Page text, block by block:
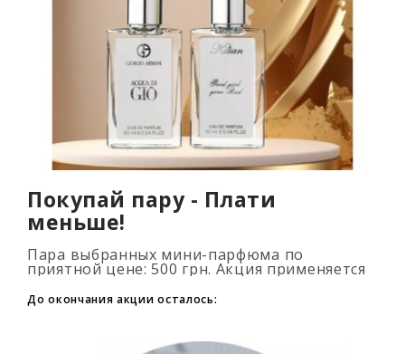
Покупай пару - Плати
меньше!
Пара выбранных мини-парфюма по
приятной цене: 500 грн. Акция применяется
флаконов в корзину. Количество товаров
огранич..
До окончания акции осталось: